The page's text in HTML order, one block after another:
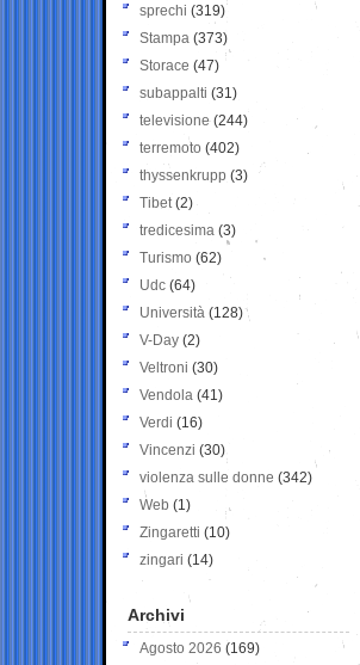
sprechi (319)
Stampa (373)
Storace (47)
subappalti (31)
televisione(244)
terremoto (402)
thyssenkrupp (3)
Tibet(2)
tredicesima (3)
Turismo (62)
Udc (64)
Università (128)
V-Day (2)
Veltroni (30)
Vendola (41)
Verdi (16)
Vincenzi (30)
violenza sulle donne (342)
Web (1)
Zingaretti (10)
zingari (14)
Archivi
Agosto 2026 (169)